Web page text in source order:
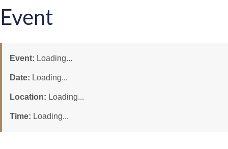
Event
Event: Loading...
Date: Loading...
Location: Loading...
Time: Loading...